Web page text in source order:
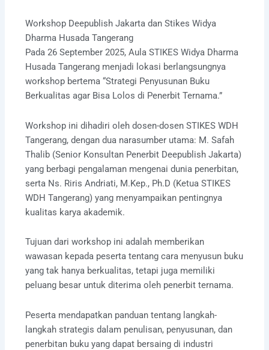
Workshop Deepublish Jakarta dan Stikes Widya
Dharma Husada Tangerang
Pada 26 September 2025, Aula STIKES Widya Dharma
Husada Tangerang menjadi lokasi berlangsungnya
workshop bertema “Strategi Penyusunan Buku
Berkualitas agar Bisa Lolos di Penerbit Ternama.”
Workshop ini dihadiri oleh dosen-dosen STIKES WDH
Tangerang, dengan dua narasumber utama: M. Safah
Thalib (Senior Konsultan Penerbit Deepublish Jakarta)
yang berbagi pengalaman mengenai dunia penerbitan,
serta Ns. Riris Andriati, M.Kep., Ph.D (Ketua STIKES
WDH Tangerang) yang menyampaikan pentingnya
kualitas karya akademik.
Tujuan dari workshop ini adalah memberikan
wawasan kepada peserta tentang cara menyusun buku
yang tak hanya berkualitas, tetapi juga memiliki
peluang besar untuk diterima oleh penerbit ternama.
Peserta mendapatkan panduan tentang langkah-
langkah strategis dalam penulisan, penyusunan, dan
penerbitan buku yang dapat bersaing di industri